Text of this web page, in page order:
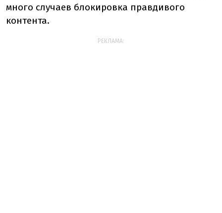
много случаев блокировка правдивого
контента.
РЕКЛАМА: